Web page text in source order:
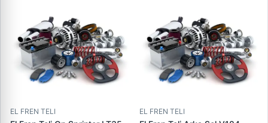
EL FREN TELI EL FREN TELI